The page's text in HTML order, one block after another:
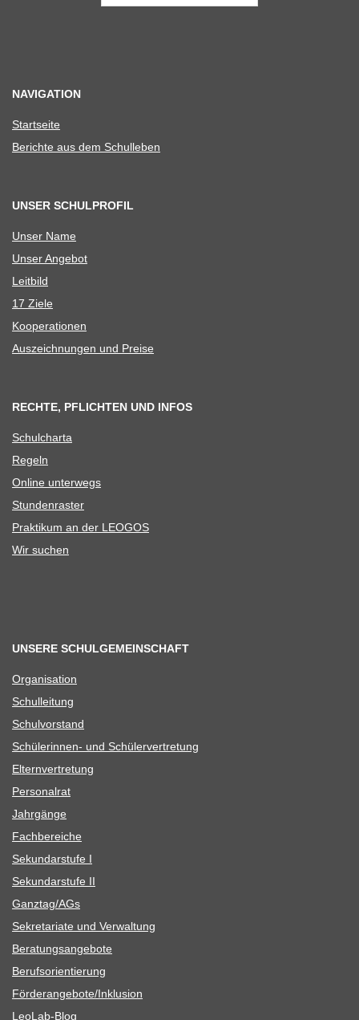
NAVIGATION
Start­seite
Berichte aus dem Schulleben
UNSER SCHULPROFIL
Unser Name
Unser Ange­bot
Leit­bild
17 Ziele
Koope­ra­tio­nen
Aus­zeich­nun­gen und Preise
RECHTE, PFLICHTEN UND INFOS
Schul­charta
Regeln
Online unter­wegs
Stun­den­ras­ter
Prak­ti­kum an der LEOGOS
Wir suchen
UNSERE SCHULGEMEINSCHAFT
Orga­ni­sa­tion
Schul­lei­tung
Schul­vor­stand
Schü­le­rin­nen- und Schülervertretung
Eltern­ver­tre­tung
Per­so­nal­rat
Jahr­gänge
Fach­be­rei­che
Sekun­dar­stufe I
Sekun­dar­stufe II
Ganztag/​​AGs
Sekre­ta­riate und Verwaltung
Bera­tungs­an­ge­bote
Berufs­ori­en­tie­rung
Förderangebote/​​Inklusion
Leo­Lab-Blog